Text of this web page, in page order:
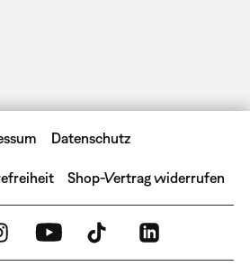
Datenschutz
Shop-Vertrag widerrufen